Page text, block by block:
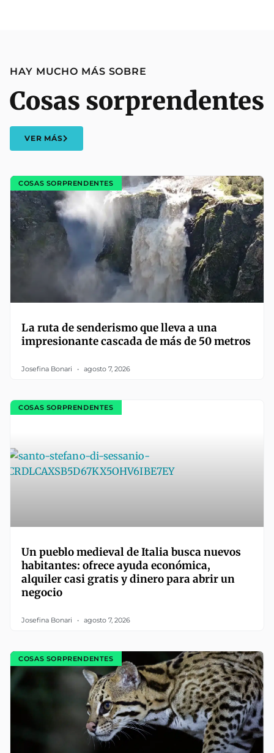
HAY MUCHO MÁS SOBRE
Cosas sorprendentes
VER MÁS
COSAS SORPRENDENTES
La ruta de senderismo que lleva a una
impresionante cascada de más de 50 metros
Josefina Bonari agosto 7, 2026
COSAS SORPRENDENTES
Un pueblo medieval de Italia busca nuevos
habitantes: ofrece ayuda económica,
alquiler casi gratis y dinero para abrir un
negocio
Josefina Bonari agosto 7, 2026
COSAS SORPRENDENTES